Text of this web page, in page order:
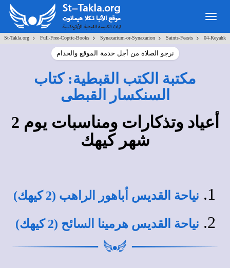
Toggle
navigation
St-Takla.org > Full-Free-Coptic-Books > Synaxarium-or-Synaxarion > Saints-Feasts > 04-Keyahk
نرجو الصلاة من أجل خدمة الموقع والخدام
مكتبة الكتب القبطية: كتاب
السنكسار القبطى
أعياد وتذكارات ومناسبات يوم 2
شهر كيهك
نياحة القديس أباهور الراهب (2 كيهك)
نياحة القديس هرمينا السائح (2 كيهك)